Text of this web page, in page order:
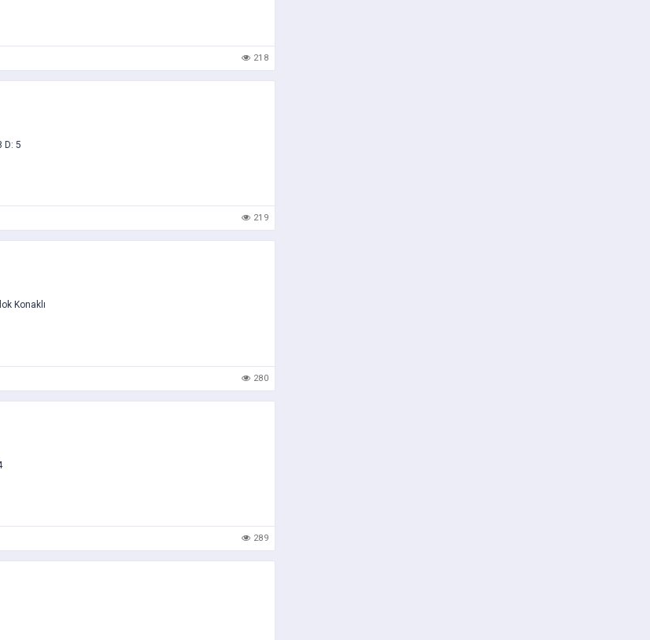
218
D: 5
219
Konaklı
280
289